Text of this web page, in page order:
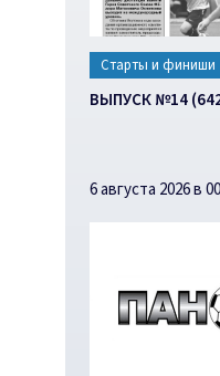
Старты и финиши
ВЫПУСК №14
6 августа 2026 в